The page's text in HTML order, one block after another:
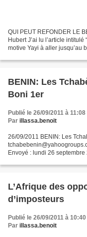
QUI PEUT REFONDER LE
Hubert J’ai lu l’article
motive Yayi à aller jusqu’au
BENIN: Les
Boni 1er
Publié le 26/09/2011 à 11:08
Par illassa.benoit
26/09/2011 BENIN: Les
Envoyé : lundi 26 septembre
MESSAGE A/S...
L’Afrique des
d’imposteurs
Publié le 26/09/2011 à 10:40
Par illassa.benoit